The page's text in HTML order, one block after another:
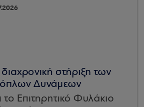
διαχρονική στήριξη των
Δυνάμεων
Επιτηρητικό Φυλάκιο